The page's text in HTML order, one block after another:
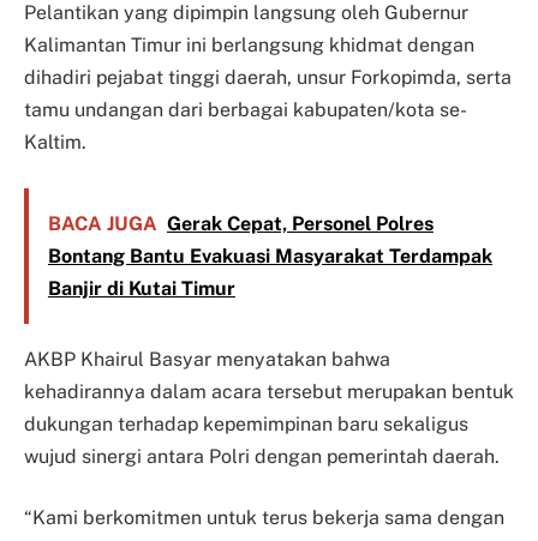
Pelantikan yang dipimpin langsung oleh Gubernur
Kalimantan Timur ini berlangsung khidmat dengan
dihadiri pejabat tinggi daerah, unsur Forkopimda, serta
tamu undangan dari berbagai kabupaten/kota se-
Kaltim.
BACA JUGA Gerak Cepat, Personel Polres
Bontang Bantu Evakuasi Masyarakat Terdampak
Banjir di Kutai Timur
AKBP Khairul Basyar menyatakan bahwa
kehadirannya dalam acara tersebut merupakan bentuk
dukungan terhadap kepemimpinan baru sekaligus
wujud sinergi antara Polri dengan pemerintah daerah.
“Kami berkomitmen untuk terus bekerja sama dengan